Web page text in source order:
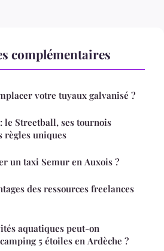
complémentaires
votre tuyaux galvanisé ?
le Streetball, ses tournois
règles uniques
un taxi Semur en Auxois ?
des ressources freelances
aquatiques peut-on
5 étoiles en Ardèche ?